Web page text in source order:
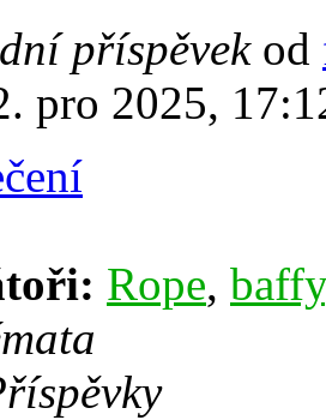
příspěvekod
pro 2025,
Rope, baffy